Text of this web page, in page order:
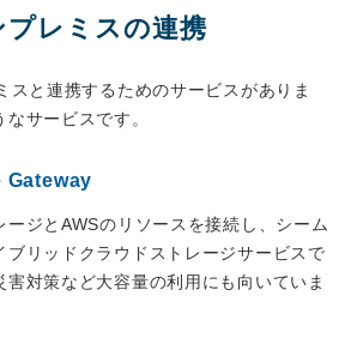
レミスの連携
スと連携するためのサービスがありま
サービスです。
Gateway
ージとAWSのリソースを接続し、シーム
ブリッドクラウドストレージサービスで
対策など大容量の利用にも向いていま